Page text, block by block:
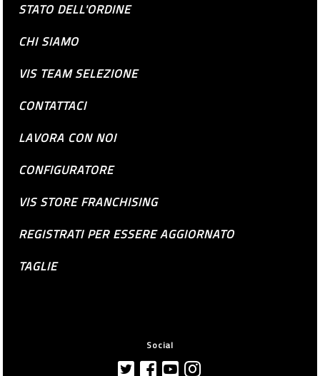
STATO DELL'ORDINE
CHI SIAMO
VIS TEAM SELEZIONE
CONTATTACI
LAVORA CON NOI
CONFIGURATORE
VIS STORE FRANCHISING
REGISTRATI PER ESSERE AGGIORNATO
TAGLIE
Social